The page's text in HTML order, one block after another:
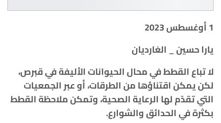
1 أوغسطس 2023
يارا حسين _ الغارديان
لا تباع القطط في محال الحيوانات الأليفة في قبرص،
لكن يمكن اقتناؤها من الطرقات، أو عبر الجمعيات
التي تقدّم لها الرعاية الصحية، وتمكن ملاحظة القطط
بكثرة في الحدائق والشوارع.